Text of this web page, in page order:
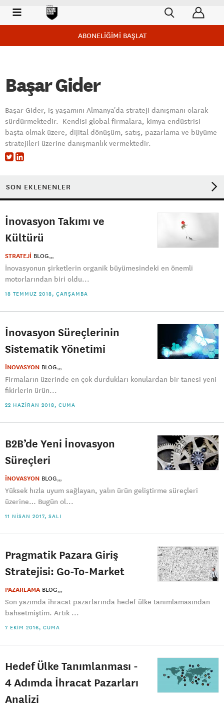
ABONELİĞİMİ BAŞLAT
Başar Gider
Başar Gider, iş yaşamını Almanya'da strateji danışmanı olarak
sürdürmektedir. Kendisi global firmalara, kimya endüstrisi
başta olmak üzere, dijital dönüşüm, satış, pazarlama ve büyüme
stratejileri üzerine danışmanlık vermektedir.
SON EKLENENLER
İnovasyon Takımı ve
Kültürü
STRATEJİ BLOG
İnovasyonun şirketlerin organik büyümesindeki en önemli
motorlarından biri oldu...
18 TEMMUZ 2018, ÇARŞAMBA
İnovasyon Süreçlerinin
Sistematik Yönetimi
İNOVASYON BLOG
Firmaların üzerinde en çok durdukları konulardan bir tanesi yeni
fikirlerin ürün...
22 HAZIRAN 2018, CUMA
B2B’de Yeni İnovasyon
Süreçleri
İNOVASYON BLOG
Yüksek hızla uyum sağlayan, yalın ürün geliştirme süreçleri
üzerine… Bugün ol...
11 NISAN 2017, SALI
Pragmatik Pazara Giriş
Stratejisi: Go-To-Market
PAZARLAMA BLOG
Son yazımda ihracat pazarlarında hedef ülke tanımlamasından
bahsetmiştim. Artık ...
7 EKIM 2016, CUMA
Hedef Ülke Tanımlanması -
4 Adımda İhracat Pazarları
Analizi